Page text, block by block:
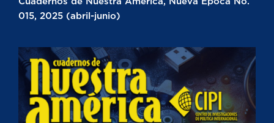
015, 2025 (abril-junio)